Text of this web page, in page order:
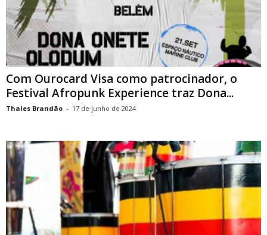
Com Ourocard Visa como patrocinador, o
Festival Afropunk Experience traz Dona...
Thales Brandão - 17 de junho de 2024